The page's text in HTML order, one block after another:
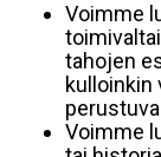
Voimme
tahojen
kulloinkin
Voimme